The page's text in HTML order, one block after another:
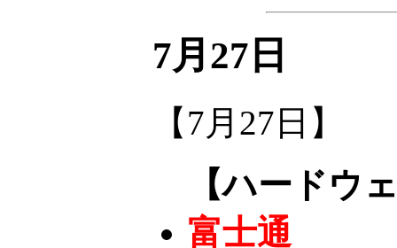
7月27日
【7月27日】
【ハードウ
富士通